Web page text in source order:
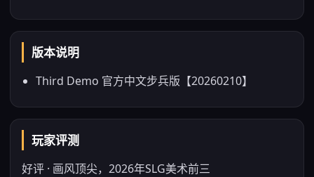
版本说明
Third Demo 官方中文步兵版【20260210】
玩家评测
好评 · 画风顶尖，2026年SLG美术前三